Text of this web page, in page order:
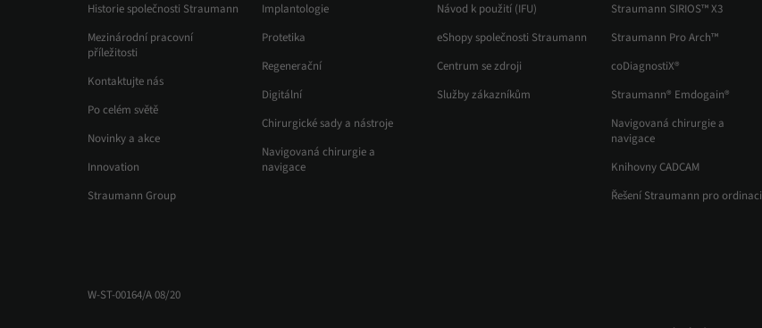
Historie společnosti Straumann
Mezinárodní pracovní
příležitosti
Kontaktujte nás
Po celém světě
Novinky a akce
Innovation
Straumann Group
Implantologie
Protetika
Regenerační
Digitální
Chirurgické sady a nástroje
Navigovaná chirurgie a
navigace
Návod k použití (IFU)
eShopy společnosti Straumann
Centrum se zdroji
Služby zákazníkům
Straumann SIRIOS™ X3
Straumann Pro Arch™
coDiagnostiX®
Straumann® Emdogain®
Navigovaná chirurgie a
navigace
Knihovny CADCAM
Řešení Straumann pro ordinaci
W-ST-00164/A 08/20